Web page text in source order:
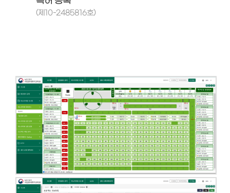
(제10-2485816호)